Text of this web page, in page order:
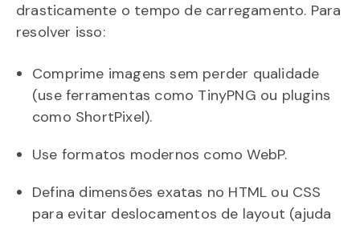
drasticamente o tempo de carregamento. Para
resolver isso:
Comprime imagens sem perder qualidade
(use ferramentas como TinyPNG ou plugins
como ShortPixel).
Use formatos modernos como WebP.
Defina dimensões exatas no HTML ou CSS
para evitar deslocamentos de layout (ajuda